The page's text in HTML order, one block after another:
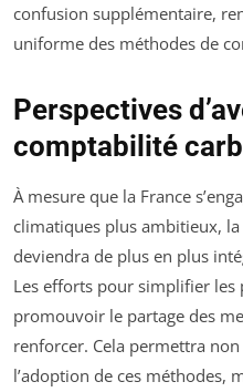
confusion supplémentaire,
uniforme des méthodes de
Perspectives
comptabilité
À mesure que la France
climatiques plus ambitieux,
deviendra de plus en plus
Les efforts pour simplifier les
promouvoir le partage des
renforcer. Cela permettra
l’adoption de ces méthodes,